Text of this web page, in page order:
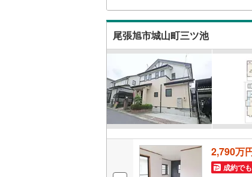
尾張旭市城山町三ツ池
2,790万
成約で
構造・規
（0）
オンラ
オ
オン